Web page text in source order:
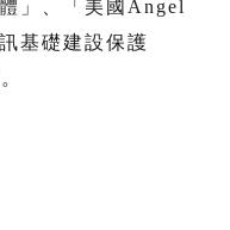
」、「美國Angel
基礎建設保護